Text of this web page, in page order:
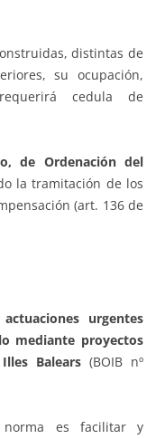
distintas de
su ocupación,
cedula de
de Ordenación del
la tramitación de los
(art. 136 de
urgentes
mediante proyectos
Illes Balears(BOIB nº
es facilitar y